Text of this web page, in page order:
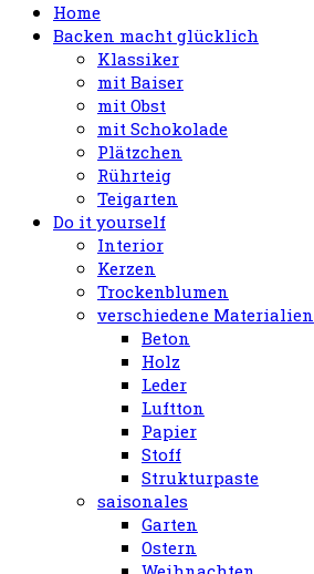
Home
Backen macht glücklich
Klassiker
mit Baiser
mit Obst
mit Schokolade
Plätzchen
Rührteig
Teigarten
Do it yourself
Interior
Kerzen
Trockenblumen
verschiedene Materialien
Beton
Holz
Leder
Luftton
Papier
Stoff
Strukturpaste
saisonales
Garten
Ostern